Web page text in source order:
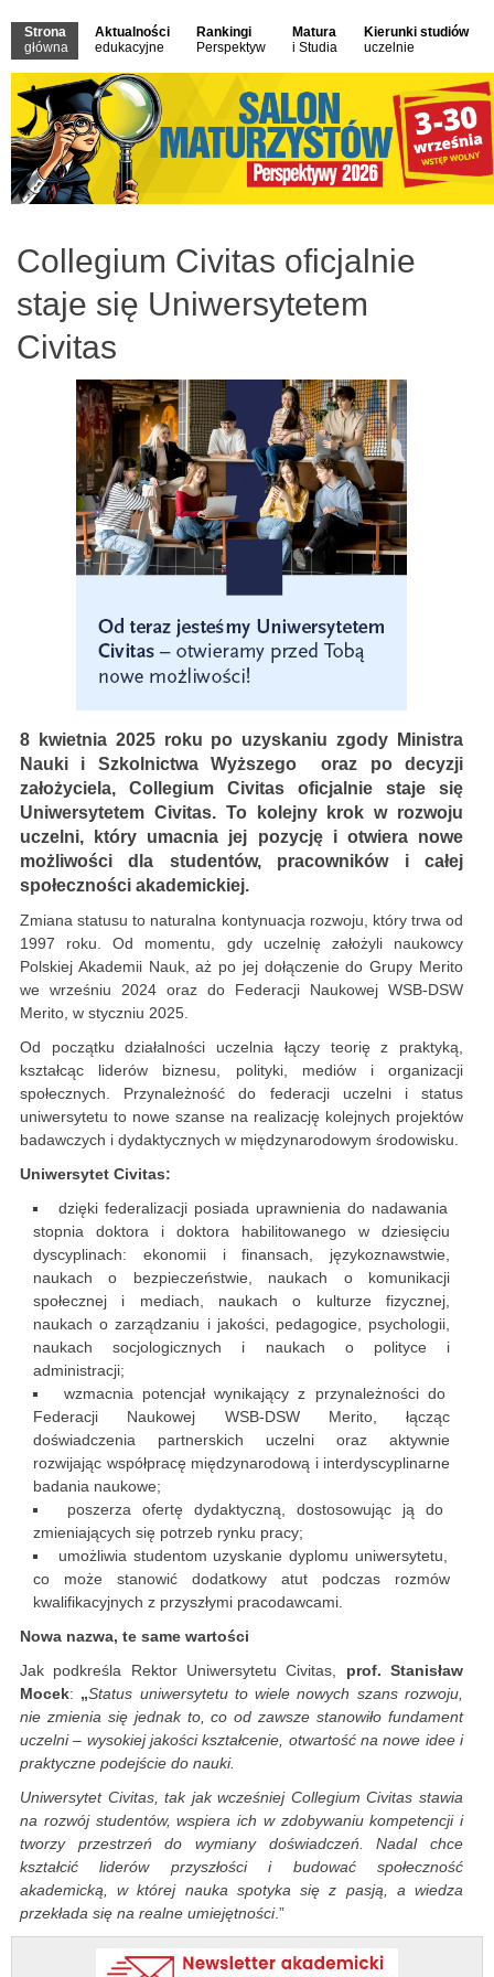
Strona
główna
Aktualności
edukacyjne
Rankingi
Perspektyw
Matura
i Studia
Kierunki studiów
uczelnie
Collegium Civitas oficjalnie
staje się Uniwersytetem
Civitas
8 kwietnia 2025 roku po uzyskaniu zgody Ministra
Nauki i Szkolnictwa Wyższego oraz po decyzji
założyciela, Collegium Civitas oficjalnie staje się
Uniwersytetem Civitas. To kolejny krok w rozwoju
uczelni, który umacnia jej pozycję i otwiera nowe
możliwości dla studentów, pracowników i całej
społeczności akademickiej.
Zmiana statusu to naturalna kontynuacja rozwoju, który trwa od
1997 roku. Od momentu, gdy uczelnię założyli naukowcy
Polskiej Akademii Nauk, aż po jej dołączenie do Grupy Merito
we wrześniu 2024 oraz do Federacji Naukowej WSB-DSW
Merito, w styczniu 2025.
Od początku działalności uczelnia łączy teorię z praktyką,
kształcąc liderów biznesu, polityki, mediów i organizacji
społecznych. Przynależność do federacji uczelni i status
uniwersytetu to nowe szanse na realizację kolejnych projektów
badawczych i dydaktycznych w międzynarodowym środowisku.
Uniwersytet Civitas:
dzięki federalizacji posiada uprawnienia do nadawania
stopnia doktora i doktora habilitowanego w dziesięciu
dyscyplinach: ekonomii i finansach, językoznawstwie,
naukach o bezpieczeństwie, naukach o komunikacji
społecznej i mediach, naukach o kulturze fizycznej,
naukach o zarządzaniu i jakości, pedagogice, psychologii,
naukach socjologicznych i naukach o polityce i
administracji;
wzmacnia potencjał wynikający z przynależności do
Federacji Naukowej WSB-DSW Merito, łącząc
doświadczenia partnerskich uczelni oraz aktywnie
rozwijając współpracę międzynarodową i interdyscyplinarne
badania naukowe;
poszerza ofertę dydaktyczną, dostosowując ją do
zmieniających się potrzeb rynku pracy;
umożliwia studentom uzyskanie dyplomu uniwersytetu,
co może stanowić dodatkowy atut podczas rozmów
kwalifikacyjnych z przyszłymi pracodawcami.
Nowa nazwa, te same wartości
Jak podkreśla Rektor Uniwersytetu Civitas, prof. Stanisław
Mocek: „Status uniwersytetu to wiele nowych szans rozwoju,
nie zmienia się jednak to, co od zawsze stanowiło fundament
uczelni – wysokiej jakości kształcenie, otwartość na nowe idee i
praktyczne podejście do nauki.
Uniwersytet Civitas, tak jak wcześniej Collegium Civitas stawia
na rozwój studentów, wspiera ich w zdobywaniu kompetencji i
tworzy przestrzeń do wymiany doświadczeń. Nadal chce
kształcić liderów przyszłości i budować społeczność
akademicką, w której nauka spotyka się z pasją, a wiedza
przekłada się na realne umiejętności.”